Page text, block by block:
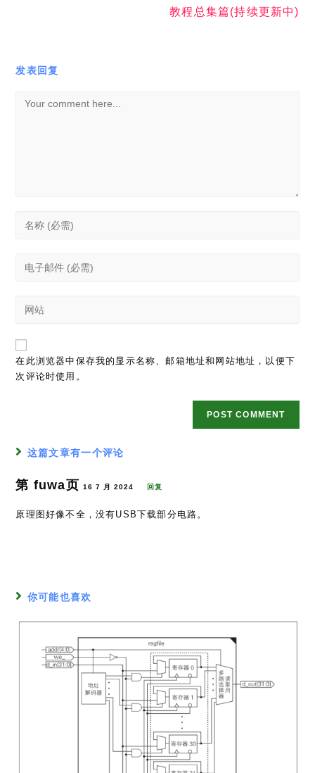
教程总集篇(持续更新中)
发表回复
Comment
Enter
or
comment
Enter
address
comment
Enter
URL
(optional)
在此浏览器中保存我的显示名称、邮箱地址和网站地址，以便下
次评论时使用。
这篇文章有一个评论
第 fuwa页 16 7 月 2024 回复
原理图好像不全，没有USB下载部分电路。
你可能也喜欢